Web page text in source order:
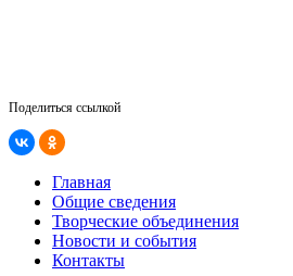
Поделиться ссылкой
Главная
Общие сведения
Творческие объединения
Новости и события
Контакты